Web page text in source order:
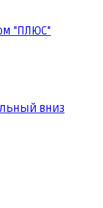
"ПЛЮС"
вниз